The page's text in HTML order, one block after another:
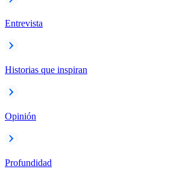
Entrevista
Historias que inspiran
Opinión
Profundidad